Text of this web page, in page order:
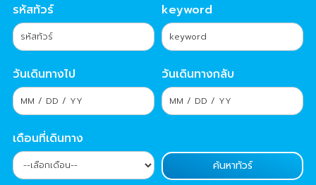
รหัสทัวร์ keyword
วันเดินทางไป วันเดินทางกลับ
เดือนที่เดินทาง